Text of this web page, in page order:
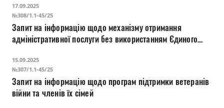
Бюджет
Прозорість влади
17.09.2025
№308/1.1-45/25
Запит на інформацію щодо механізму отримання
адміністративної послуги без використанням Єдиного
15.09.2025
№307/1.1-45/25
Запит на інформацію щодо програм підтримки ветеранів
війни та членів їх сімей